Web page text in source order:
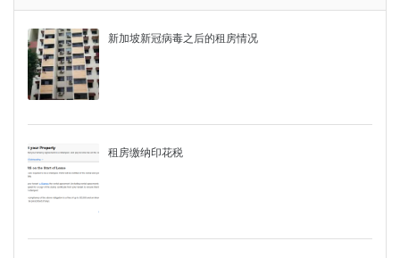
新加坡新冠病毒之后的租房情况
租房缴纳印花税